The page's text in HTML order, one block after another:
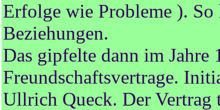
Erfolge wie Probleme ).
Beziehungen.
Das gipfelte dann im Jahre
Freundschaftsvertrage.
Ullrich Queck. Der Vertrag